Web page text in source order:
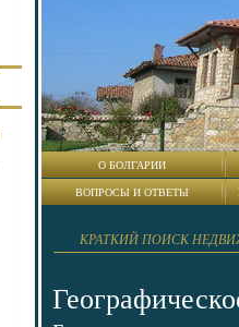
О БОЛГАРИИ
ВОПРОСЫ И ОТВЕТЫ
КРАТКИЙ ПОИСК